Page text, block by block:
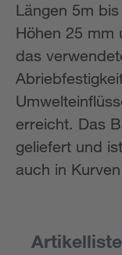
Längen 5m
Höhen 25 mm
das
erreicht. Das
geliefert und
auch in
Artikelliste